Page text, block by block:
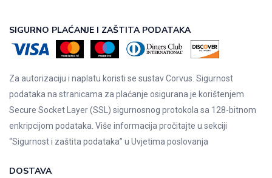
SIGURNO PLAĆANJE I ZAŠTITA PODATAKA
Za autorizaciju i naplatu koristi se sustav Corvus. Sigurnost
podataka na stranicama za plaćanje osigurana je korištenjem
Secure Socket Layer (SSL) sigurnosnog protokola sa 128-bitnom
enkripcijom podataka. Više informacija pročitajte u sekciji
“Sigurnost i zaštita podataka” u Uvjetima poslovanja
DOSTAVA